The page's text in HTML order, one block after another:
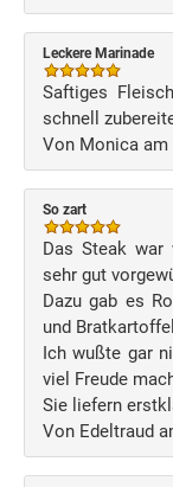
Leckere Marinade
Saftiges
schnell
Von Monica am
So zart
Das Steak war
sehr gut
Dazu gab es
und
Ich wußte gar
viel Freude
Sie liefern
Von Edeltraud